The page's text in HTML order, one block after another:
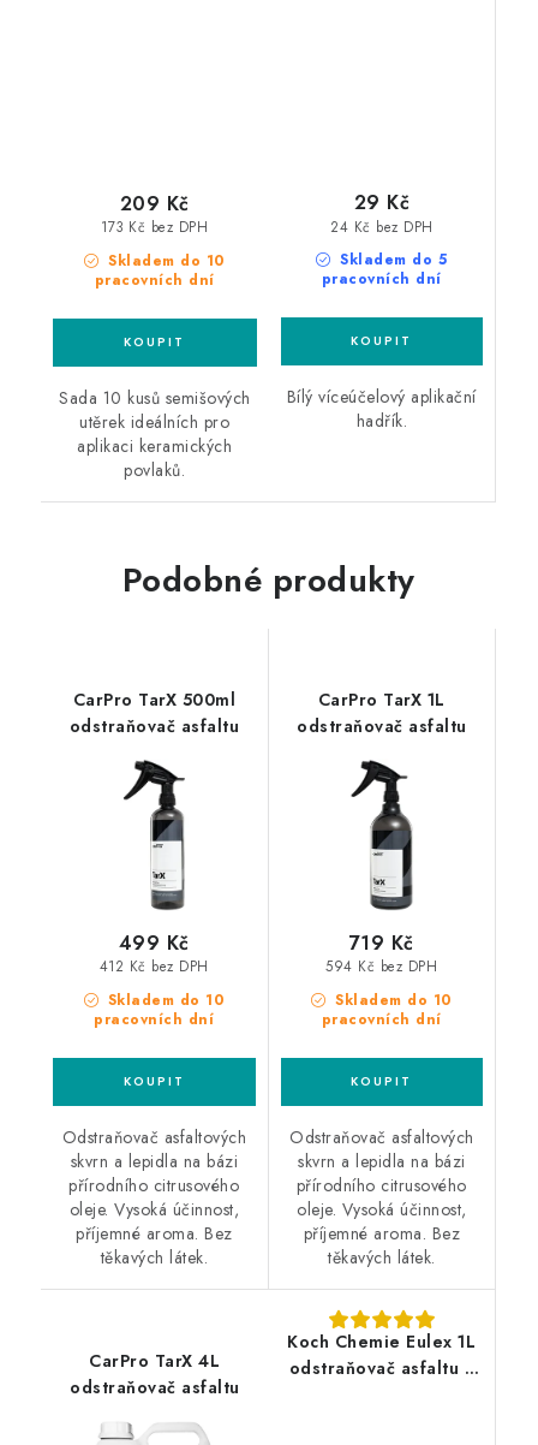
Skladem do 10
pracovních dní
173 Kč bez DPH
209 Kč
Sada 10 kusů semišových
utěrek ideálních pro
aplikaci keramických
povlaků.
Skladem do 5
pracovních dní
24 Kč bez DPH
29 Kč
Bílý víceúčelový aplikační
hadřík.
Podobné produkty
CarPro TarX 500ml
odstraňovač asfaltu
Skladem do 10
pracovních dní
412 Kč bez DPH
499 Kč
Odstraňovač asfaltových
skvrn a lepidla na bázi
přírodního citrusového
oleje. Vysoká účinnost,
příjemné aroma. Bez
těkavých látek.
CarPro TarX 1L
odstraňovač asfaltu
Skladem do 10
pracovních dní
594 Kč bez DPH
719 Kč
Odstraňovač asfaltových
skvrn a lepidla na bázi
přírodního citrusového
oleje. Vysoká účinnost,
příjemné aroma. Bez
těkavých látek.
CarPro TarX 4L
odstraňovač asfaltu
Koch Chemie Eulex 1L
odstraňovač asfaltu a